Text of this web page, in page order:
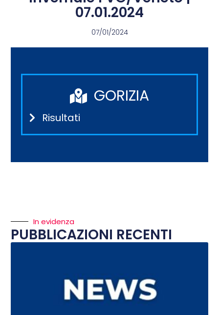
07.01.2024
07/01/2024
GORIZIA
Risultati
In evidenza
PUBBLICAZIONI RECENTI